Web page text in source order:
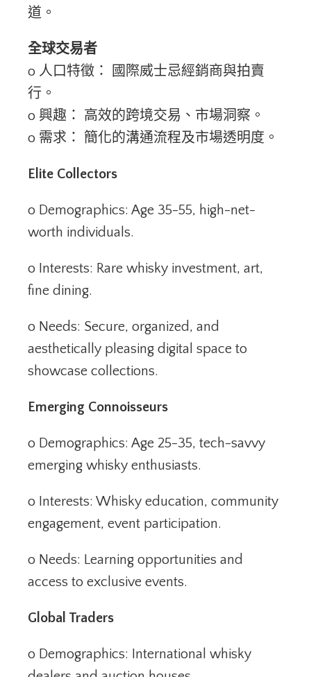
道。
全球交易者
o 人口特徵： 國際威士忌經銷商與拍賣
行。
o 興趣： 高效的跨境交易、市場洞察。
o 需求： 簡化的溝通流程及市場透明度。
Elite Collectors
o Demographics: Age 35-55, high-net-
worth individuals.
o Interests: Rare whisky investment, art,
fine dining.
o Needs: Secure, organized, and
aesthetically pleasing digital space to
showcase collections.
Emerging Connoisseurs
o Demographics: Age 25-35, tech-savvy
emerging whisky enthusiasts.
o Interests: Whisky education, community
engagement, event participation.
o Needs: Learning opportunities and
access to exclusive events.
Global Traders
o Demographics: International whisky